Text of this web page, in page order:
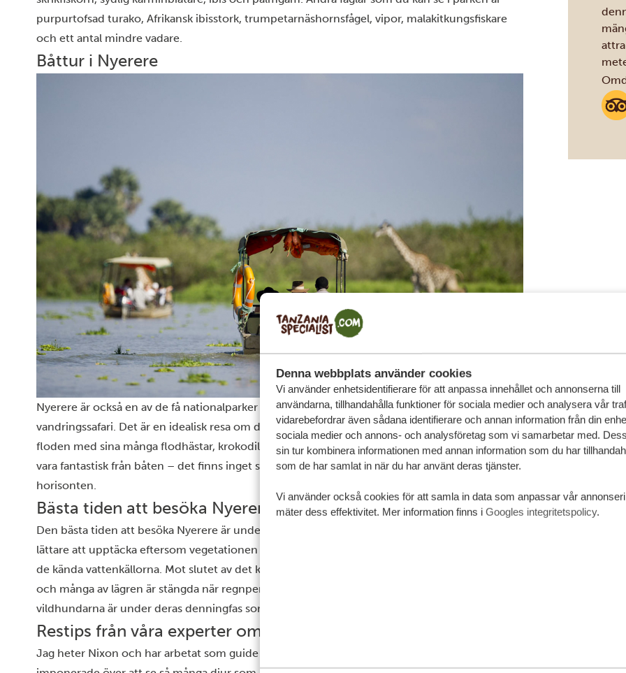
Denna webbplats använder cookies
Vi använder enhetsidentifierare för att anpassa innehållet och annonserna till
användarna, tillhandahålla funktioner för sociala medier och analysera vår
vidarebefordrar även sådana identifierare och annan information från din
sociala medier och annons- och analysföretag som vi samarbetar med.
sin tur kombinera informationen med annan information som du har
som de har samlat in när du har använt deras tjänster.
Vi använder också cookies för att samla in data som anpassar vår
mäter dess effektivitet. Mer information finns i Googles integritetspolicy.
purpurtofsad turako, Afrikansk ibisstork, trumpetarnäshornsfågel, vipor, malakitkungsfiskare
och ett antal mindre vadare.
Båttur i Nyerere
Nyerere är också en av de få nationalparker där du kan åka på båtsafari och som tillåter
vandringssafari. Det är en idealisk resa om du vill njuta av det vackra landskapet vid Rufiji-
floden med sina många flodhästar, krokodiler och vackra fågelliv. Solnedgången kan också
vara fantastisk från båten – det finns inget som liknar lugnet i floden medan solen dyker under
horisonten.
Bästa tiden att besöka Nyerere nationalpark
Den bästa tiden att besöka Nyerere är under torrperioden från juni till oktober. Djurlivet är
lättare att upptäcka eftersom vegetationen inte är tjock och de vilda djuren har samlats runt
de kända vattenkällorna. Mot slutet av det kraftiga regnet är vägarna extremt oframkomliga
och många av lägren är stängda när regnperioden tar slut. En bra tid att observera de sällsynta
vildhundarna är under deras denningfas som börjar i juni och varar till augusti.
Restips från våra experter om Nyerere
Jag heter Nixon och har arbetat som guide i Nyerere i 16 år. De flesta av våra gäster blir